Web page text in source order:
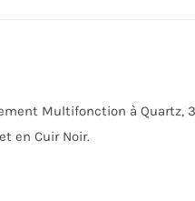
Multifonction à Quartz,
en Cuir Noir.